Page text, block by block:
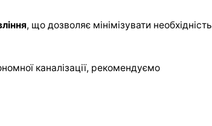
, що дозволяє мінімізувати необхідність
каналізації, рекомендуємо